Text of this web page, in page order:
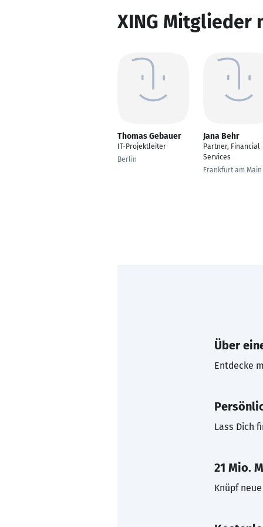
XING Mitglieder
Thomas Gebauer
IT-Projektleiter
Berlin
Jana Behr
Partner, Financial
Services
Frankfurt am Main
Über
Entdecke
Lass Dich
21 Mio.
Knüpf